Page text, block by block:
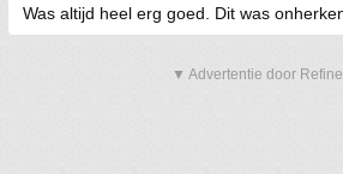
Was altijd heel erg goed. Dit was
▼ Advertentie door